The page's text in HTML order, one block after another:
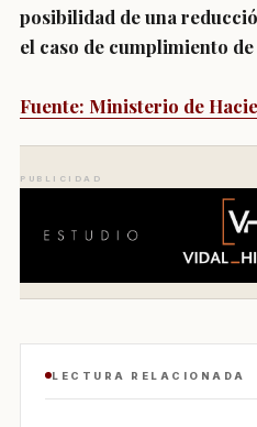
posibilidad de una
el caso de cumplimiento
Fuente: Ministerio de
PUBLICIDAD
LECTURA RELACIONADA